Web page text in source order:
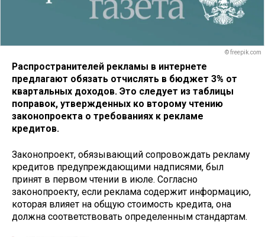
© freepik.com
Распространителей рекламы в интернете
предлагают обязать отчислять в бюджет 3% от
квартальных доходов. Это следует из таблицы
поправок, утвержденных ко второму чтению
законопроекта о требованиях к рекламе
кредитов.
Законопроект, обязывающий сопровождать рекламу
кредитов предупреждающими надписями, был
принят в первом чтении в июле. Согласно
законопроекту, если реклама содержит информацию,
которая влияет на общую стоимость кредита, она
должна соответствовать определенным стандартам.